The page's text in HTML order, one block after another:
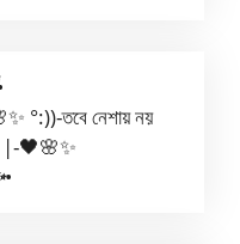
°:))-তবে নেশায় নয়
🖤🌸✨
•